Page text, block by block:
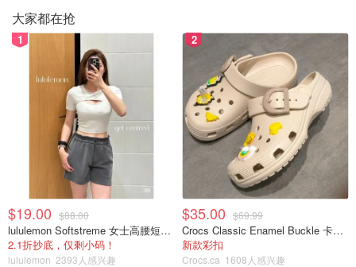
图片来自于@Shone Asset Management ，版权属于原作者
Beta——一种风险指数
大家都在抢
1
$19.00 $88.00
lululemon Softstreme 女士高腰短裤 10cm
2.1折抄底，仅剩小码！
lululemon 2393人感兴趣
2
$35.00 $69.99
Crocs Classic Enamel Buckle 卡骆驰布扣便鞋
新款彩扣
Crocs.ca 1608人感兴趣